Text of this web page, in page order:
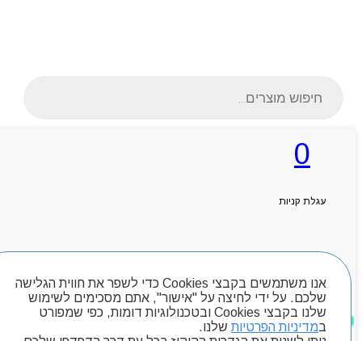
אנו משתמשים בקבצי Cookies כדי לשפר את חווית הגלישה
שלכם. על ידי לחיצה על "אישור", אתם מסכימים לשימוש
שלנו בקבצי Cookies ובטכנולוגיות דומות, כפי שמפורט
במדיניות הפרטיות שלנו.
0
עגלת קניות
חיפוש מוצרים
מוצרים שאהבתי
search
אודותניו
מותגים
Byou